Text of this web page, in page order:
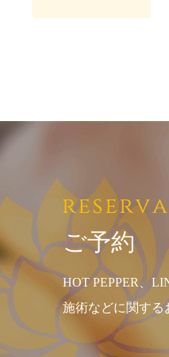
ご予約
HOT PEPPER、
施術などに関する